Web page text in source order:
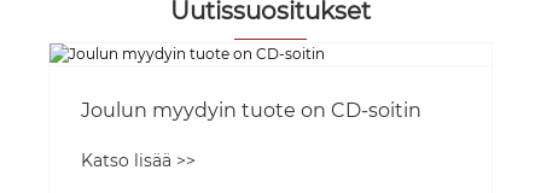
Uutissuositukset